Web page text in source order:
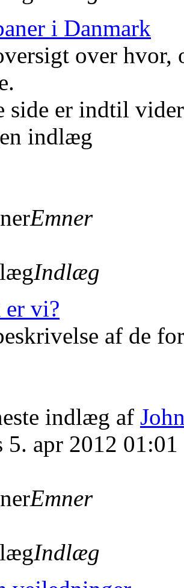
i Danmark
over hvor,
side er indtil
indlæg
Emner
Indlæg
er vi?
af de
indlæg af
5. apr 2012 01:01
Emner
Indlæg